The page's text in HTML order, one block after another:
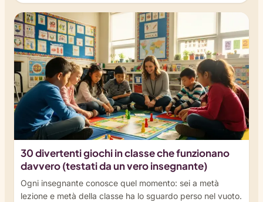
30 divertenti giochi in classe che funzionano
davvero (testati da un vero insegnante)
Ogni insegnante conosce quel momento: sei a metà
lezione e metà della classe ha lo sguardo perso nel vuoto.